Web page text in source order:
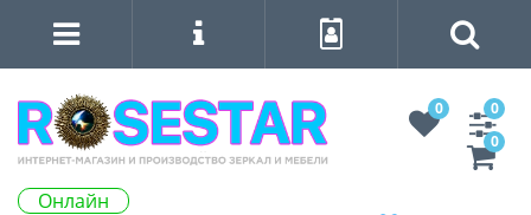
Онлайн
0
0
0